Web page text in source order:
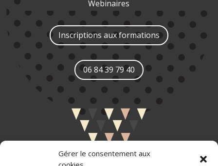
Gérer le consentement aux
Webinaires
Inscriptions aux formations
06 84 39 79 40